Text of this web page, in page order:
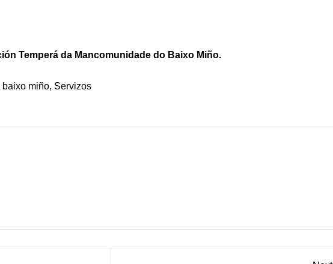
Temperá da Mancomunidade do Baixo Miño.
baixo miño, Servizos